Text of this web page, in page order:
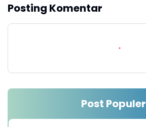
Posting Komentar
Post Populer